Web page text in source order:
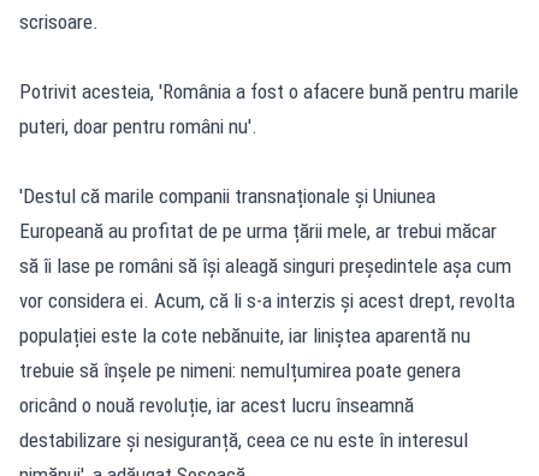
scrisoare.
Potrivit acesteia, 'România a fost o afacere bună pentru marile
puteri, doar pentru români nu'.
'Destul că marile companii transnaționale și Uniunea
Europeană au profitat de pe urma țării mele, ar trebui măcar
să îi lase pe români să își aleagă singuri președintele așa cum
vor considera ei. Acum, că li s-a interzis și acest drept, revolta
populației este la cote nebănuite, iar liniștea aparentă nu
trebuie să înșele pe nimeni: nemulțumirea poate genera
oricând o nouă revoluție, iar acest lucru înseamnă
destabilizare și nesiguranță, ceea ce nu este în interesul